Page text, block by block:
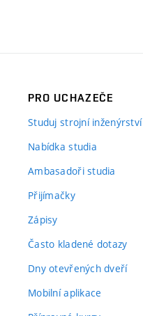
PRO UCHAZEČE
Studuj strojní inženýrství
Nabídka studia
Ambasadoři studia
Přijímačky
Zápisy
Často kladené dotazy
Dny otevřených dveří
Mobilní aplikace